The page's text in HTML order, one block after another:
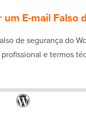
E-mail Falso
de segurança do
e termos